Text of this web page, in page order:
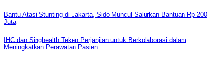
Navigasi
Bantu Atasi Stunting di Jakarta, Sido Muncul Salurkan Bantuan Rp 200
Juta
IHC dan Singhealth Teken Perjanjian untuk Berkolaborasi dalam
Meningkatkan Perawatan Pasien